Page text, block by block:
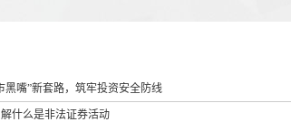
黑嘴”新套路，筑牢投资安全防线
什么是非法证券活动